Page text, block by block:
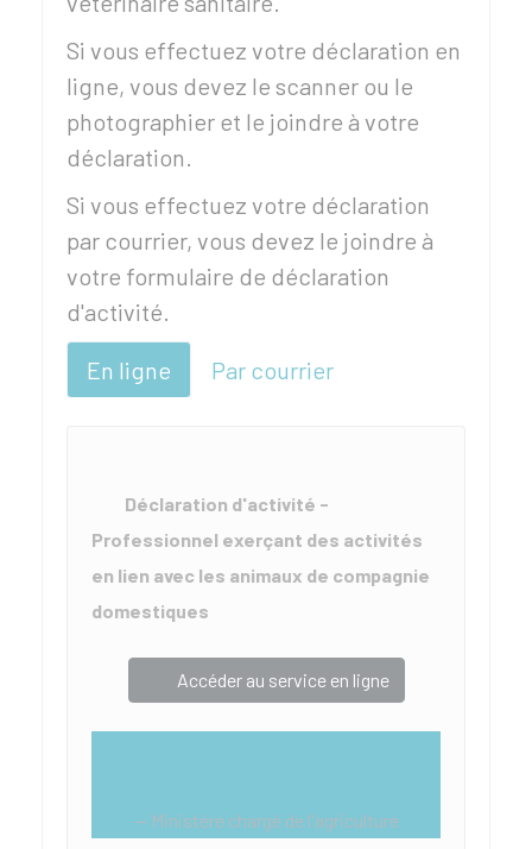
Si vous effectuez votre déclaration en
ligne, vous devez le scanner ou le
photographier et le joindre à votre
déclaration.
Si vous effectuez votre déclaration
par courrier, vous devez le joindre à
votre formulaire de déclaration
d'activité.
En ligne Par courrier
Déclaration d'activité -
Professionnel exerçant des activités
en lien avec les animaux de compagnie
domestiques
Accéder au service en ligne
Ministère chargé de l'agriculture